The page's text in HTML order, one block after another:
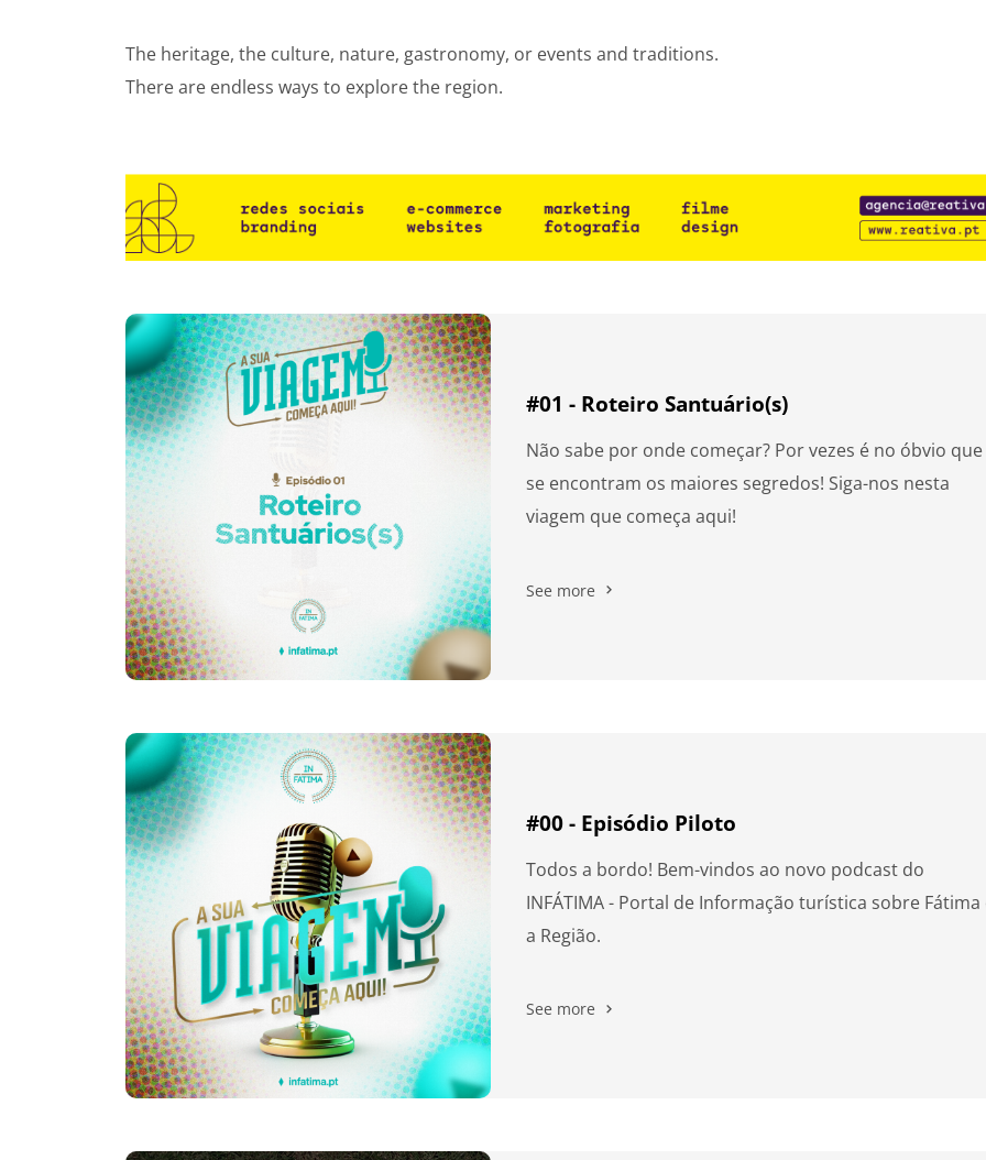
The heritage, the culture, nature, gastronomy, or events and traditions.
There are endless ways to explore the region.
#01 - Roteiro Santuário(s)
Não sabe por onde começar? Por vezes é no óbvio que
se encontram os maiores segredos! Siga-nos nesta
viagem que começa aqui!
See more
#00 - Episódio Piloto
Todos a bordo! Bem-vindos ao novo podcast do
INFÁTIMA - Portal de Informação turística sobre Fátima
a Região.
See more